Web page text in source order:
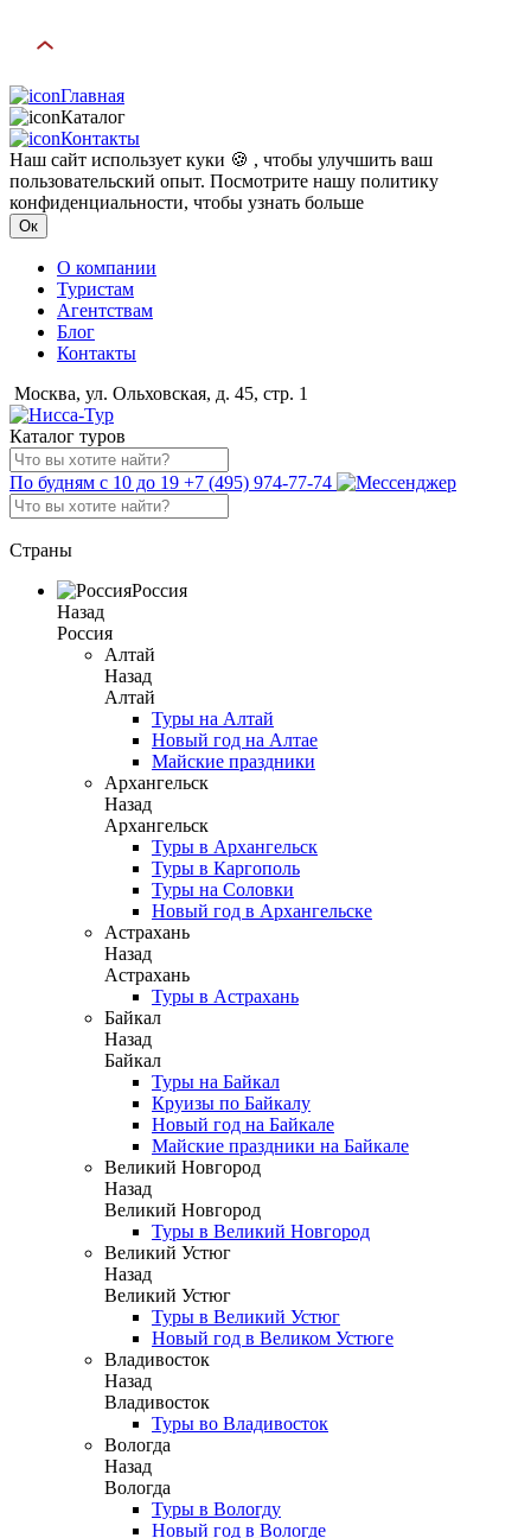
Главная
Каталог
Контакты
Наш сайт использует куки 🍪 , чтобы улучшить ваш
пользовательский опыт. Посмотрите нашу политику
конфиденциальности, чтобы узнать больше
Ок
О компании
Туристам
Агентствам
Блог
Контакты
Москва, ул. Ольховская, д. 45, стр. 1
Каталог туров
По будням с 10 до 19 +7 (495) 974-77-74
Страны
Россия
Назад
Россия
Алтай
Назад
Алтай
Туры на Алтай
Новый год на Алтае
Майские праздники
Архангельск
Назад
Архангельск
Туры в Архангельск
Туры в Каргополь
Туры на Соловки
Новый год в Архангельске
Астрахань
Назад
Астрахань
Туры в Астрахань
Байкал
Назад
Байкал
Туры на Байкал
Круизы по Байкалу
Новый год на Байкале
Майские праздники на Байкале
Великий Новгород
Назад
Великий Новгород
Туры в Великий Новгород
Великий Устюг
Назад
Великий Устюг
Туры в Великий Устюг
Новый год в Великом Устюге
Владивосток
Назад
Владивосток
Туры во Владивосток
Вологда
Назад
Вологда
Туры в Вологду
Новый год в Вологде